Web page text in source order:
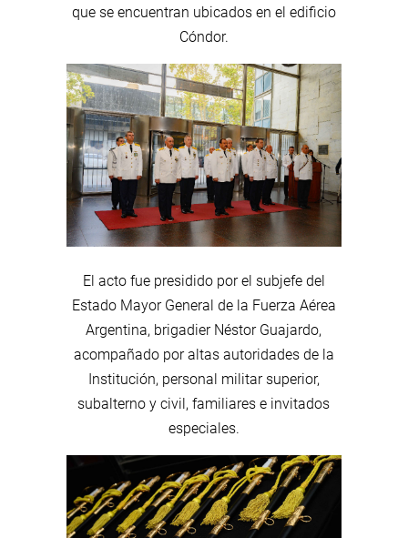
que se encuentran ubicados en el edificio
Cóndor.
El acto fue presidido por el subjefe del
Estado Mayor General de la Fuerza Aérea
Argentina, brigadier Néstor Guajardo,
acompañado por altas autoridades de la
Institución, personal militar superior,
subalterno y civil, familiares e invitados
especiales.